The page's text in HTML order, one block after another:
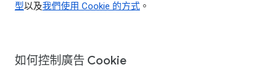
型以及我們使用 Cookie 的方式 。
如何控制廣告 Cookie